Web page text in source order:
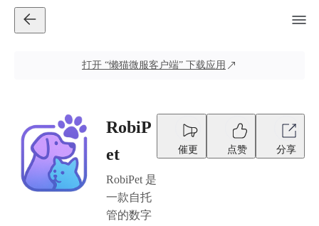
打开 “懒猫微服客户端” 下载应用
RobiP
et
RobiPet 是
一款自托
管的数字
催更 点赞 分享